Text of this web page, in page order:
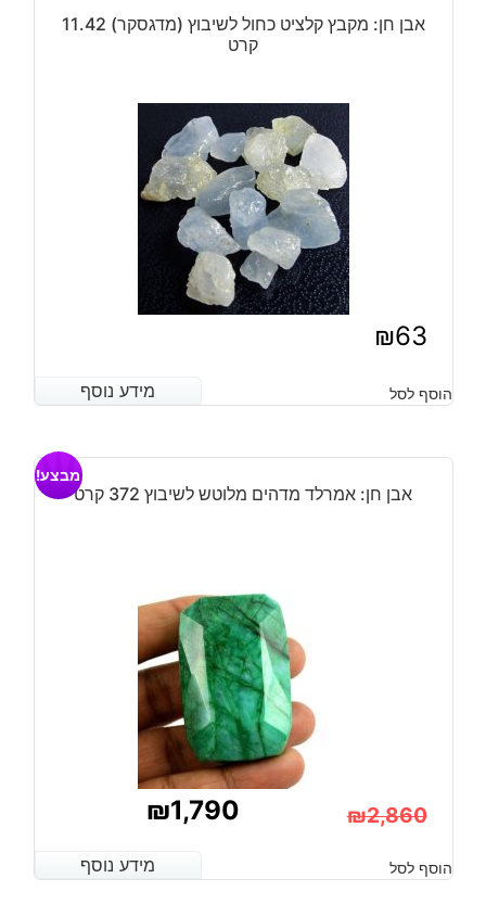
1.5
אבן חן: מקבץ קלציט כחול לשיבוץ (מדגסקר) 11.42
קרט
₪63
מידע נוסף הוסף לסל מידע נוסף
אבן חן: אמרלד מדהים מלוטש לשיבוץ 372 קרט
מבצע!
₪2,860
המקורי
₪1,790
הנוכחי
מידע נוסף הוסף לסל מידע נוסף